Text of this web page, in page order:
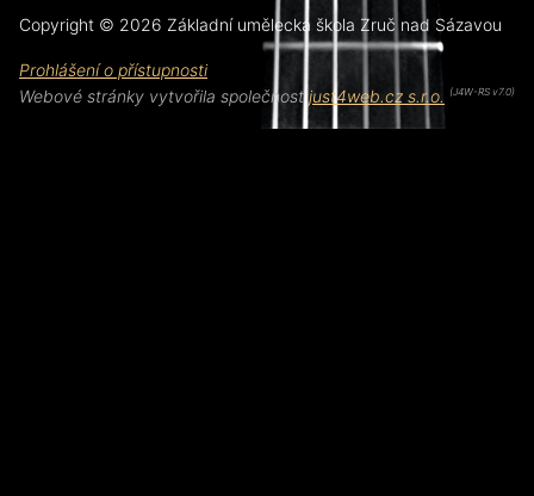
Copyright © 2026 Základní umělecká škola Zruč nad Sázavou
Prohlášení o přístupnosti
Webové stránky vytvořila společnost just4web.cz s.r.o. (J4W-RS v7.0)